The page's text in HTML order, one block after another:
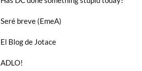
Seré breve (EmeA)
El Blog de Jotace
ADLO!